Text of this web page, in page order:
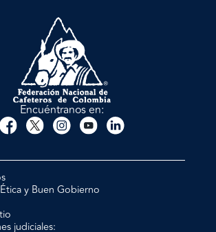
Encuéntranos en:
y Buen Gobierno
judiciales: